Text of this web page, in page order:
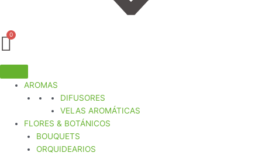
AROMAS
DIFUSORES
VELAS AROMÁTICAS
FLORES & BOTÁNICOS
BOUQUETS
ORQUIDEARIOS